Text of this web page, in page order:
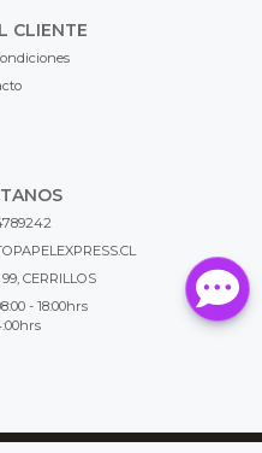
CLIENTE
CERRILLOS
- 18:00hrs